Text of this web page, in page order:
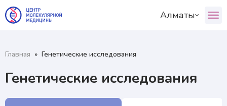
Алматы
Услуги+
Блог директора
Главная » Генетические исследования
Генетические исследования
Мужской Женский
График приёма врача:
Астана
Алматы Астана
Шымкент
Туркестан
Атырау